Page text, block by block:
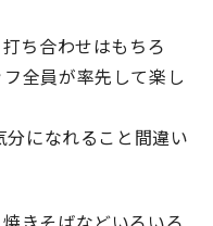
予約
ナーズサイト
ち合わせはもちろ
全員が率先して楽し
分になれること間違い